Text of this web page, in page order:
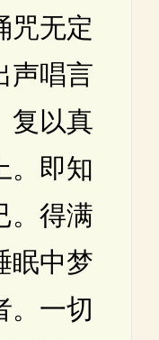
咒无定
声唱言
复以真
。即知
。得满
眠中梦
。一切